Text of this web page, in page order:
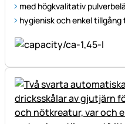
med högkvalitativ
hygienisk och enkel